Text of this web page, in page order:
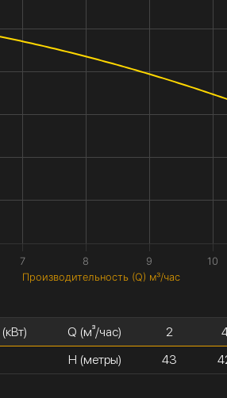
Производительность (Q) м³/час
7 8 9 10
(кВт)
Q (м³/час)
H (метры)
2
43